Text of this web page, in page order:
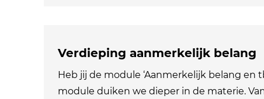
Verdieping aanmerkelijk belang
Heb jij de module ‘Aanmerkelijk belang en
module duiken we dieper in de materie.